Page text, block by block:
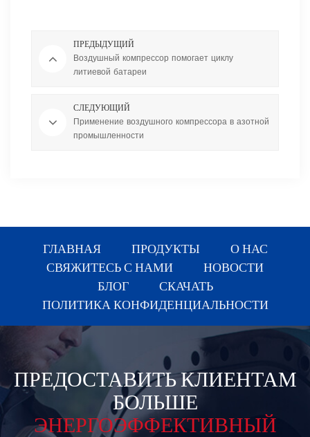
ПРЕДЫДУЩИЙ
Воздушный компрессор помогает циклу
литиевой батареи
СЛЕДУЮЩИЙ
Применение воздушного компрессора в азотной
промышленности
ГЛАВНАЯ ПРОДУКТЫ
О НАС
СВЯЖИТЕСЬ С НАМИ
НОВОСТИ
БЛОГ
СКАЧАТЬ
ПОЛИТИКА КОНФИДЕНЦИАЛЬНОСТИ
ПРЕДОСТАВИТЬ КЛИЕНТАМ
БОЛЬШЕ
ЭНЕРГОЭФФЕКТИВНЫЙ